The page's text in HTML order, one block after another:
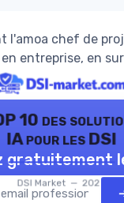
l'amoa chef de
entreprise, en
10 des
IA pour les DSI
DSI Market — 2026
gratuitement